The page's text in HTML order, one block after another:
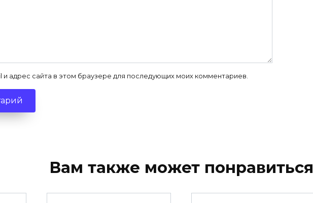
и адрес сайта в этом браузере для последующих моих комментариев.
Вам также может понравиться